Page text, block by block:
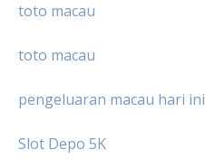
toto macau
toto macau
pengeluaran macau hari ini
Slot Depo 5K